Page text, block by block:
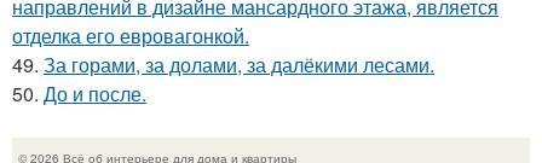
направлений в дизайне мансардного этажа, является
отделка его евровагонкой.
49. За горами, за долами, за далёкими лесами.
50. До и после.
© 2026 Всё об интерьере для дома и квартиры